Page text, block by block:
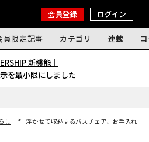
会員登録 ログイン
員限定記事 カテゴリ 連載
新機能｜
を最小限にしました
し
浮かせて収納するバスチェア、お手入れカ